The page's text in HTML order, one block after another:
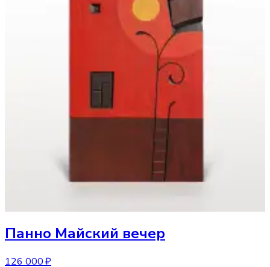
Панно Майский вечер
126 000 ₽